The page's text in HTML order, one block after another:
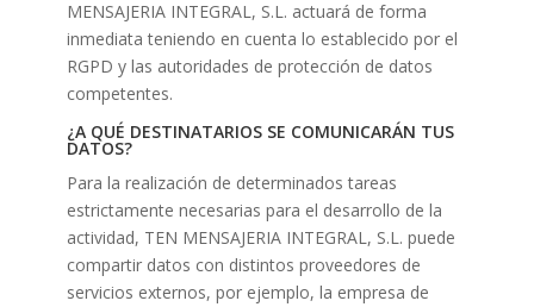
MENSAJERIA INTEGRAL, S.L. actuará de forma
inmediata teniendo en cuenta lo establecido por el
RGPD y las autoridades de protección de datos
competentes.
¿A QUÉ DESTINATARIOS SE COMUNICARÁN TUS
DATOS?
Para la realización de determinados tareas
estrictamente necesarias para el desarrollo de la
actividad, TEN MENSAJERIA INTEGRAL, S.L. puede
compartir datos con distintos proveedores de
servicios externos, por ejemplo, la empresa de